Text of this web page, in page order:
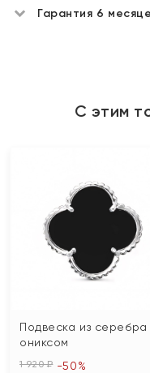
Гарантия 6
С этим
Подвеска из серебра
ониксом
1 920 ₽ -50%